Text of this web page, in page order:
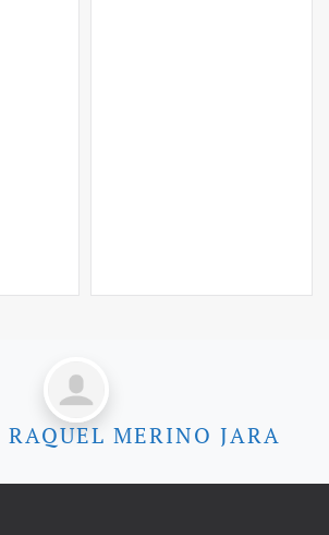
RAQUEL MERINO JARA